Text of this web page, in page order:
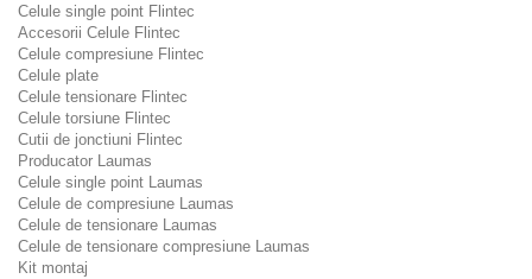
Celule single point Flintec
Accesorii Celule Flintec
Celule compresiune Flintec
Celule plate
Celule tensionare Flintec
Celule torsiune Flintec
Cutii de jonctiuni Flintec
Producator Laumas
Celule single point Laumas
Celule de compresiune Laumas
Celule de tensionare Laumas
Celule de tensionare compresiune Laumas
Kit montaj